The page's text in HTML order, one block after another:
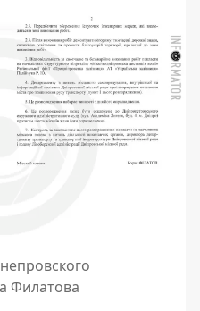
Филатова